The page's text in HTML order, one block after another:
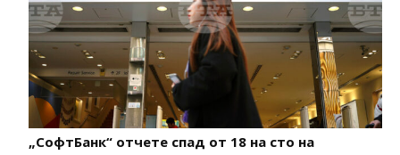
„СофтБанк“ отчете спад от 18 на сто на